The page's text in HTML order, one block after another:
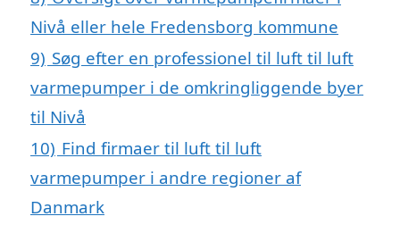
Nivå eller hele Fredensborg kommune
9) Søg efter en professionel til luft til luft
varmepumper i de omkringliggende byer
til Nivå
10) Find firmaer til luft til luft
varmepumper i andre regioner af
Danmark